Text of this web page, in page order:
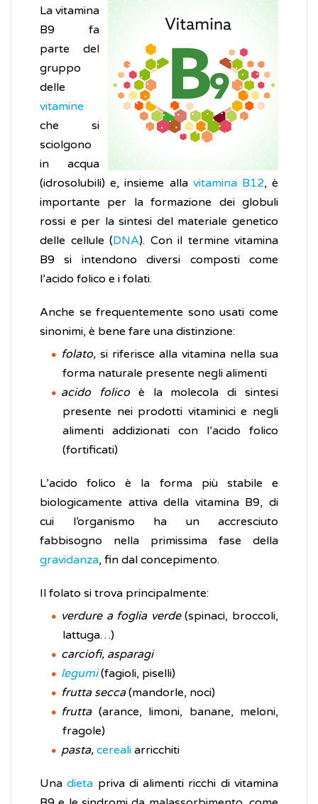
La vitamina
B9 fa
parte del
gruppo
delle
vitamine
che si
sciolgono
in acqua
(idrosolubili) e, insieme alla vitamina B12, è
importante per la formazione dei globuli
rossi e per la sintesi del materiale genetico
delle cellule (DNA). Con il termine vitamina
B9 si intendono diversi composti come
l’acido folico e i folati.
Anche se frequentemente sono usati come
sinonimi, è bene fare una distinzione:
folato, si riferisce alla vitamina nella sua
forma naturale presente negli alimenti
acido folicoè la molecola di sintesi
presente nei prodotti vitaminici e negli
alimenti addizionati con l’acido folico
(fortificati)
L’acido folico è la forma più stabile e
biologicamente attiva della vitamina B9, di
cui l’organismo ha un accresciuto
fabbisogno nella primissima fase della
gravidanza, fin dal concepimento.
Il folato si trova principalmente:
verdure a foglia verde(spinaci, broccoli,
lattuga…)
carciofi, asparagi
legumi (fagioli, piselli)
frutta secca(mandorle, noci)
frutta(arance, limoni, banane, meloni,
fragole)
pasta, cereali arricchiti
Unadieta priva di alimenti ricchi di vitamina